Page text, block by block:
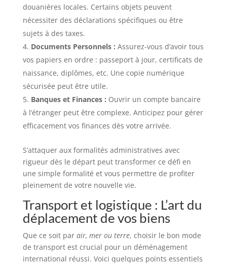
douanières locales. Certains objets peuvent
nécessiter des déclarations spécifiques ou être
sujets à des taxes.
Documents Personnels : Assurez-vous d’avoir tous
vos papiers en ordre : passeport à jour, certificats de
naissance, diplômes, etc. Une copie numérique
sécurisée peut être utile.
Banques et Finances : Ouvrir un compte bancaire
à l’étranger peut être complexe. Anticipez pour gérer
efficacement vos finances dès votre arrivée.
S’attaquer aux formalités administratives avec
rigueur dès le départ peut transformer ce défi en
une simple formalité et vous permettre de profiter
pleinement de votre nouvelle vie.
Transport et logistique : L’art du
déplacement de vos biens
Que ce soit par air, mer ou terre, choisir le bon mode
de transport est crucial pour un déménagement
international réussi. Voici quelques points essentiels